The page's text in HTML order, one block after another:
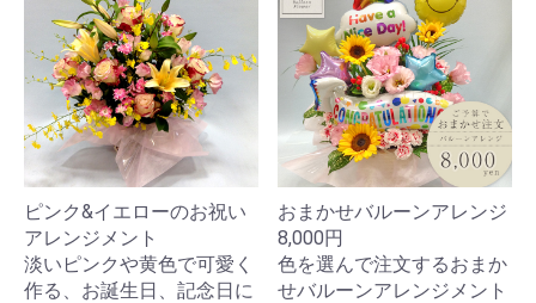
ピンク&イエローのお祝い
アレンジメント
淡いピンクや黄色で可愛く
作る、お誕生日、記念日に
おまかせバルーンアレンジ
8,000円
色を選んで注文するおまか
せバルーンアレンジメント